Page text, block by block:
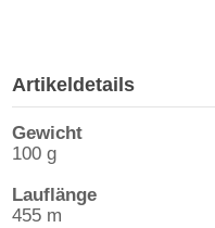
Artikeldetails
Gewicht
100 g
Lauflänge
455 m